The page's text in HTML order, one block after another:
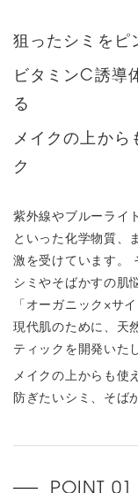
狙ったシミをピ
ビタミンC誘導
る
メイクの上から
ク
紫外線やブルーライ
といった化学物質、
激を受けています。
シミやそばかすの肌
「オーガニック×サ
現代肌のために、天
ティックを開発いた
メイクの上からも使
防ぎたいシミ、そば